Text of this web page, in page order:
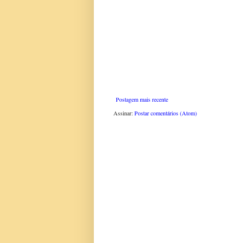
Postagem mais recente
Assinar:Postar comentários (Atom)